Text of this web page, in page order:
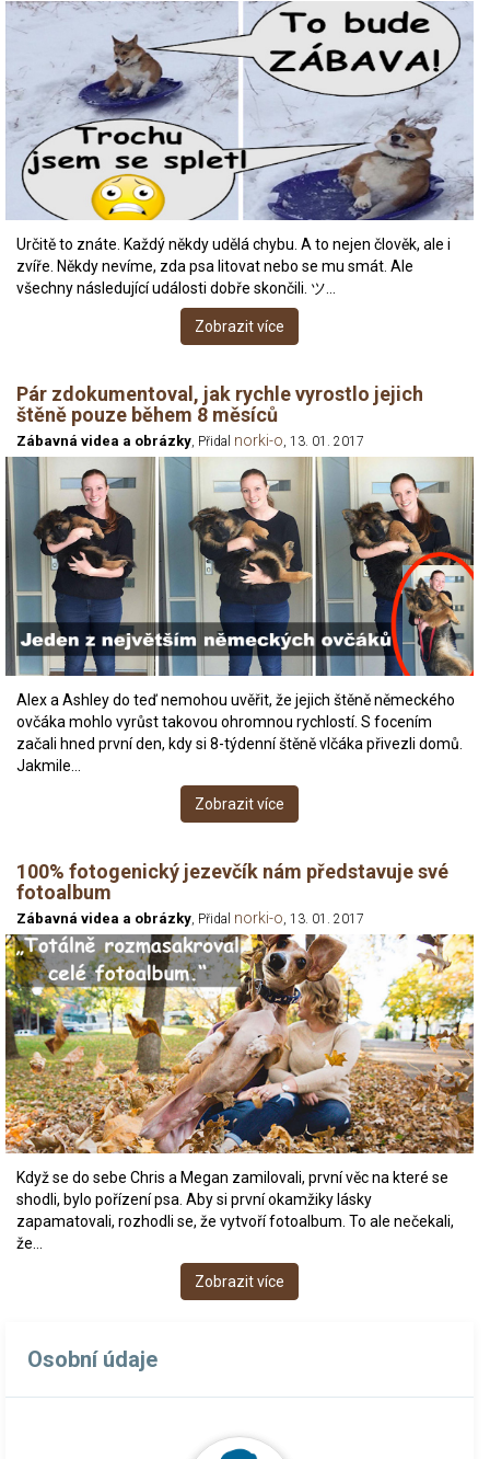
Určitě to znáte. Každý někdy udělá chybu. A to nejen člověk, ale i
zvíře. Někdy nevíme, zda psa litovat nebo se mu smát. Ale
všechny následující události dobře skončili. ツ…
Zobrazit více
Pár zdokumentoval, jak rychle vyrostlo jejich
štěně pouze během 8 měsíců
Zábavná videa a obrázky, Přidal norki-o, 13. 01. 2017
Alex a Ashley do teď nemohou uvěřit, že jejich štěně německého
ovčáka mohlo vyrůst takovou ohromnou rychlostí. S focením
začali hned první den, kdy si 8-týdenní štěně vlčáka přivezli domů.
Jakmile…
Zobrazit více
100% fotogenický jezevčík nám představuje své
fotoalbum
Zábavná videa a obrázky, Přidal norki-o, 13. 01. 2017
Když se do sebe Chris a Megan zamilovali, první věc na které se
shodli, bylo pořízení psa. Aby si první okamžiky lásky
zapamatovali, rozhodli se, že vytvoří fotoalbum. To ale nečekali,
že…
Zobrazit více
Osobní údaje